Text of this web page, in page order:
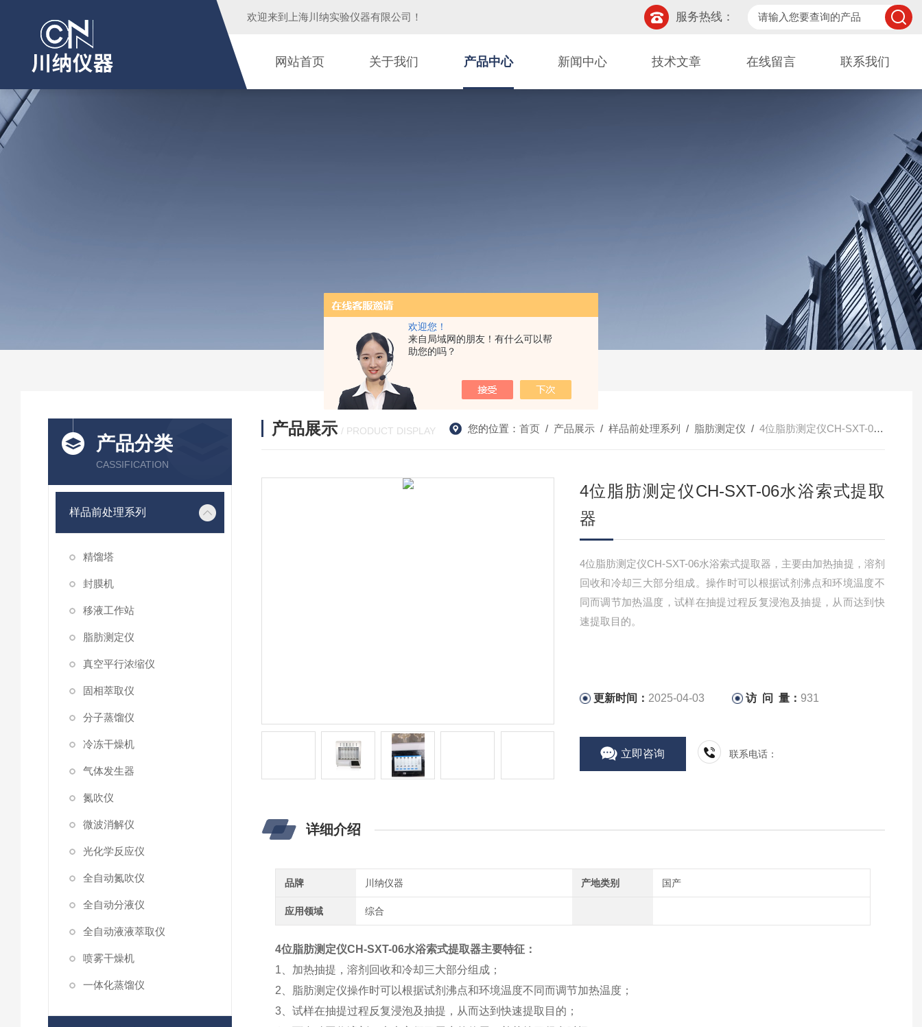
欢迎您！
来自局域网的朋友！有什么可以帮
助您的吗？
欢迎来到 上海川纳实验仪器有限公司 ！ 服务热线：
网站首页 关于我们 产品中心 新闻中心 技术文章 在线留言 联系我们
产品分类
CASSIFICATION
样品前处理系列
精馏塔
封膜机
移液工作站
脂肪测定仪
真空平行浓缩仪
固相萃取仪
分子蒸馏仪
冷冻干燥机
气体发生器
氮吹仪
微波消解仪
光化学反应仪
全自动氮吹仪
全自动分液仪
全自动液液萃取仪
喷雾干燥机
一体化蒸馏仪
产品展示 / PRODUCT DISPLAY 您的位置： 首页/ 产品展示/ 样品前处理系列 / 脂肪测定仪 / 4位脂肪测定仪CH-SXT-06水浴索式提取器
4位脂肪测定仪CH-SXT-06水浴索式提取
器
4位脂肪测定仪CH-SXT-06水浴索式提取器，主要由加热抽提，溶剂
回收和冷却三大部分组成。操作时可以根据试剂沸点和环境温度不
同而调节加热温度，试样在抽提过程反复浸泡及抽提，从而达到快
速提取目的。
更新时间： 2025-04-03 访 问 量： 931
立即咨询 联系电话：
详细介绍
品牌 川纳仪器 产地类别 国产
应用领域 综合
4位脂肪测定仪CH-SXT-06水浴索式提取器主要特征：
1、加热抽提，溶剂回收和冷却三大部分组成；
2、脂肪测定仪操作时可以根据试剂沸点和环境温度不同而调节加热温度；
3、试样在抽提过程反复浸泡及抽提，从而达到快速提取目的；